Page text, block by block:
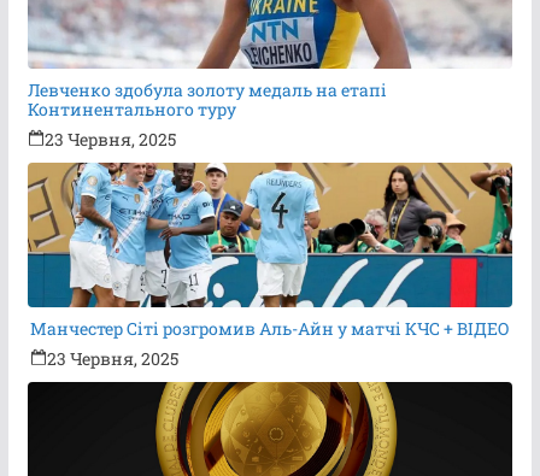
Левченко здобула золоту медаль на етапі
Континентального туру
23 Червня, 2025
Манчестер Сіті розгромив Аль-Айн у матчі КЧС + ВІДЕО
23 Червня, 2025